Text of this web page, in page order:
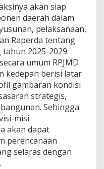
akan siap
daerah dalam
pelaksanaan,
Raperda tentang
tahun 2025-2029.
umum RPJMD
kedepan berisi latar
gambaran kondisi
strategis,
Sehingga
misi
akan dapat
perencanaan
selaras dengan